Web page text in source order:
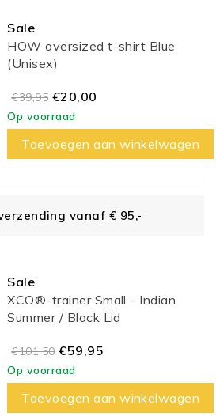
Sale
HOW oversized t-shirt Blue
(Unisex)
€39,95 €20,00
Op voorraad
Toevoegen aan winkelwagen
vanaf € 95,-
Sale
XCO®-trainer Small - Indian
Summer / Black Lid
€101,50 €59,95
Op voorraad
Toevoegen aan winkelwagen